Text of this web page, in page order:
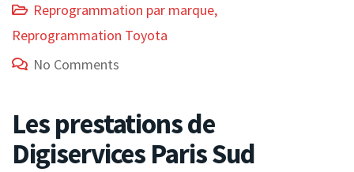
Reprogrammation par marque,
Reprogrammation Toyota
No Comments
Les prestations de
Digiservices Paris Sud